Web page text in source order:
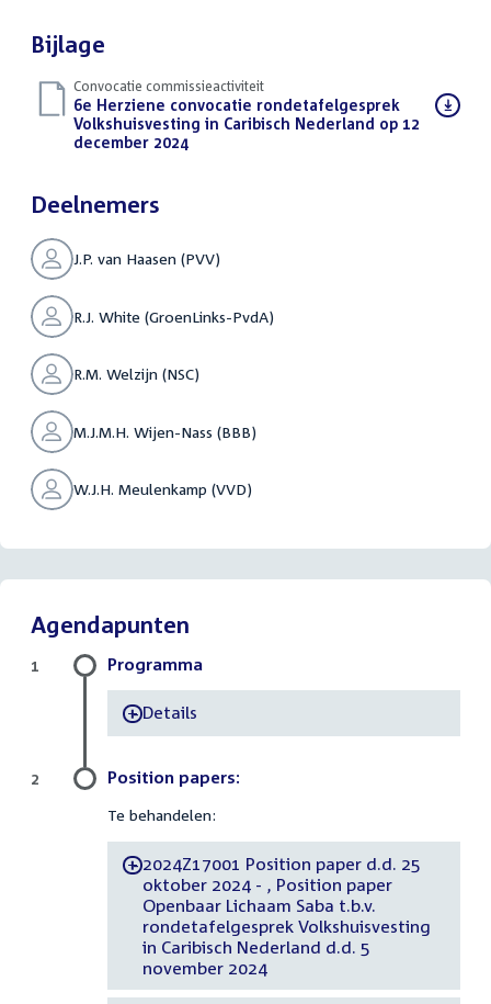
Bijlage
Convocatie commissieactiviteit
Download
bestand:
6e Herziene convocatie rondetafelgesprek
Volkshuisvesting in Caribisch Nederland op 12
december 2024(PDF)
Deelnemers
J.P. van Haasen (PVV)
R.J. White (GroenLinks-PvdA)
R.M. Welzijn (NSC)
M.J.M.H. Wijen-Nass (BBB)
W.J.H. Meulenkamp (VVD)
Agendapunten
Programma
-Details
1
Position papers:
Te behandelen:
-2024Z17001 Position paper d.d. 25
oktober 2024 - , Position paper
Openbaar Lichaam Saba t.b.v.
rondetafelgesprek Volkshuisvesting
in Caribisch Nederland d.d. 5
november 2024
2